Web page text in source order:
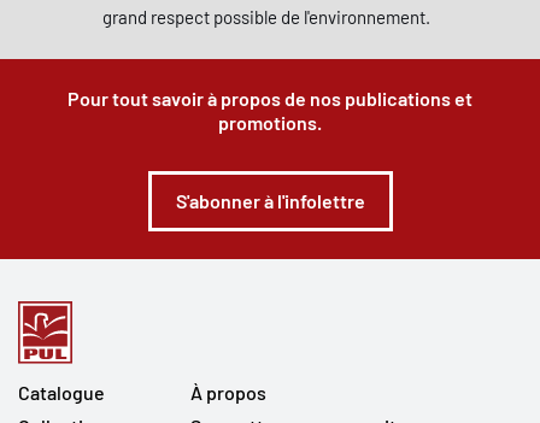
grand respect possible de l'environnement.
Pour tout savoir à propos de nos publications et
promotions.
S'abonner à l'infolettre
Catalogue
À propos